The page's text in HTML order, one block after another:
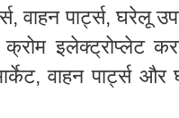
पार्ट्स, घरेलू
इलेक्ट्रोप्लेट
वाहन पार्ट्स